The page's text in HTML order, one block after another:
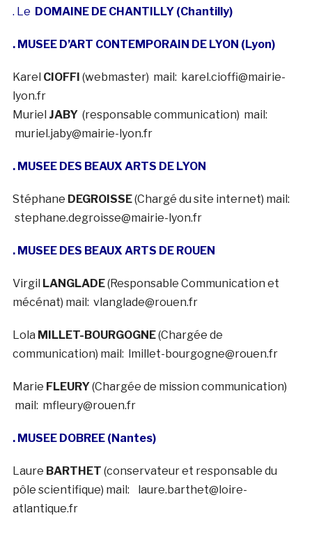
. Le DOMAINE DE CHANTILLY (Chantilly)
. MUSEE D’ART CONTEMPORAIN DE LYON (Lyon)
Karel CIOFFI (webmaster) mail: karel.cioffi@mairie-
lyon.fr
Muriel JABY (responsable communication) mail:
muriel.jaby@mairie-lyon.fr
. MUSEE DES BEAUX ARTS DE LYON
Stéphane DEGROISSE(Chargé du site internet) mail:
stephane.degroisse@mairie-lyon.fr
. MUSEE DES BEAUX ARTS DE ROUEN
Virgil LANGLADE(Responsable Communication et
mécénat) mail: vlanglade@rouen.fr
Lola MILLET-BOURGOGNE(Chargée de
communication) mail: lmillet-bourgogne@rouen.fr
Marie FLEURY(Chargée de mission communication)
mail: mfleury@rouen.fr
. MUSEE DOBREE (Nantes)
Laure BARTHET (conservateur et responsable du
pôle scientifique) mail: laure.barthet@loire-
atlantique.fr